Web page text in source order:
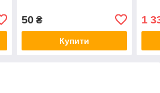
50₴
Купити
1